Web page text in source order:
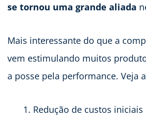
se tornou uma grande aliada
Mais interessante do que a
vem estimulando muitos
a posse pela performance. Veja
Redução de custos iniciais